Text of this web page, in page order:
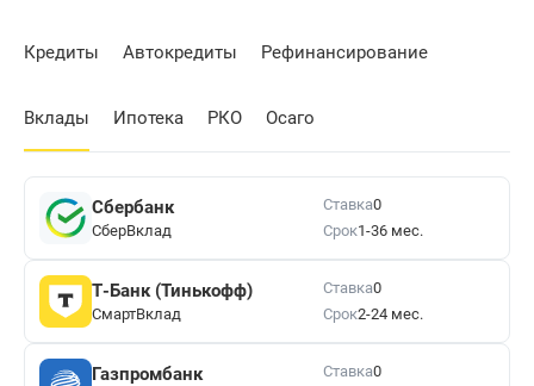
Кредиты Автокредиты Рефинансирование
Вклады Ипотека РКО Осаго
Сбербанк
СберВклад
Ставка0
Срок1-36 мес.
Т-Банк (Тинькофф)
СмартВклад
Ставка0
Срок2-24 мес.
Газпромбанк Ставка0